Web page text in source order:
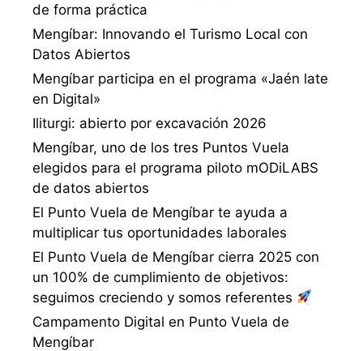
de forma práctica
Mengíbar: Innovando el Turismo Local con
Datos Abiertos
Mengíbar participa en el programa «Jaén late
en Digital»
Iliturgi: abierto por excavación 2026
Mengíbar, uno de los tres Puntos Vuela
elegidos para el programa piloto mODiLABS
de datos abiertos
El Punto Vuela de Mengíbar te ayuda a
multiplicar tus oportunidades laborales
El Punto Vuela de Mengíbar cierra 2025 con
un 100% de cumplimiento de objetivos:
seguimos creciendo y somos referentes
Campamento Digital en Punto Vuela de
Mengíbar